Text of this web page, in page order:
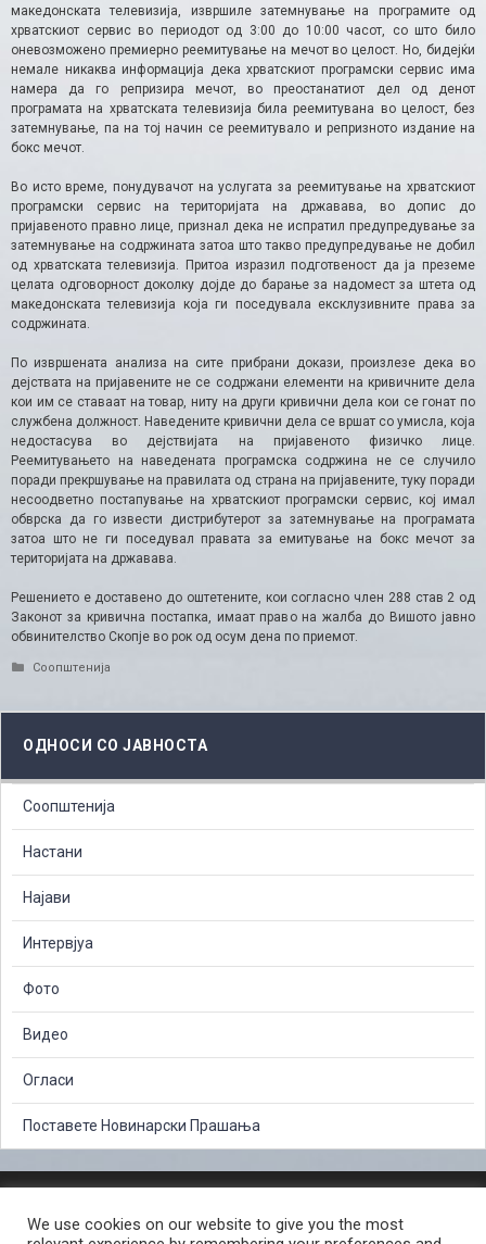
македонската телевизија, извршиле затемнување на програмите од
хрватскиот сервис во периодот од 3:00 до 10:00 часот, со што било
оневозможено премиерно реемитување на мечот во целост. Но, бидејќи
немале никаква информација дека хрватскиот програмски сервис има
намера да го репризира мечот, во преостанатиот дел од денот
програмата на хрватската телевизија била реемитувана во целост, без
затемнување, па на тој начин се реемитувало и репризното издание на
бокс мечот.
Во исто време, понудувачот на услугата за реемитување на хрватскиот
програмски сервис на територијата на државава, во допис до
пријавеното правно лице, признал дека не испратил предупредување за
затемнување на содржината затоа што такво предупредување не добил
од хрватската телевизија. Притоа изразил подготвеност да ја преземе
целата одговорност доколку дојде до барање за надомест за штета од
македонската телевизија која ги поседувала ексклузивните права за
содржината.
По извршената анализа на сите прибрани докази, произлезе дека во
дејствата на пријавените не се содржани елементи на кривичните дела
кои им се ставаат на товар, ниту на други кривични дела кои се гонат по
службена должност. Наведените кривични дела се вршат со умисла, која
недостасува во дејствијата на пријавеното физичко лице.
Реемитувањето на наведената програмска содржина не се случило
поради прекршување на правилата од страна на пријавените, туку поради
несоодветно постапување на хрватскиот програмски сервис, кој имал
обврска да го извести дистрибутерот за затемнување на програмата
затоа што не ги поседувал правата за емитување на бокс мечот за
територијата на државава.
Решението е доставено до оштетените, кои согласно член 288 став 2 од
Законот за кривична постапка, имаат право на жалба до Вишото јавно
обвинителство Скопје во рок од осум дена по приемот.​
Categories
Соопштенија
ОДНОСИ СО ЈАВНОСТА
Соопштенија
Настани
Најави
Интервјуа
Фото
Видео
Огласи
Поставете Новинарски Прашања
СЛОБОДЕН ПРИСТАП ДО ИНФОРМАЦИИ ОД ЈАВЕН КАРАКТЕР
We use cookies on our website to give you the most